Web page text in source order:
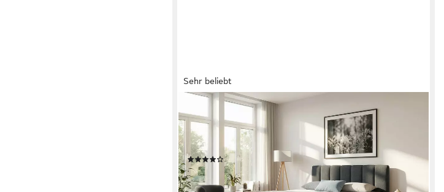
Sehr beliebt
OTTO HOME
Boxbett Likely inkl. Bettkasten, in 140er & 180er Breite, in
Boxspring-Optik, inkl. Topper & Aufbauvideo, erhältlich in
verschiedenen Farben
(78)
699,99 € UVP
-53%